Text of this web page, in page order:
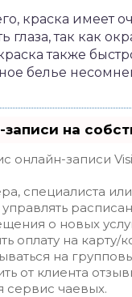
краска имеет
глаза, так как
также
белье
на
онлайн-записи
специалиста
о новых
оплату на карту/
на
от клиента
сервис чаевых.